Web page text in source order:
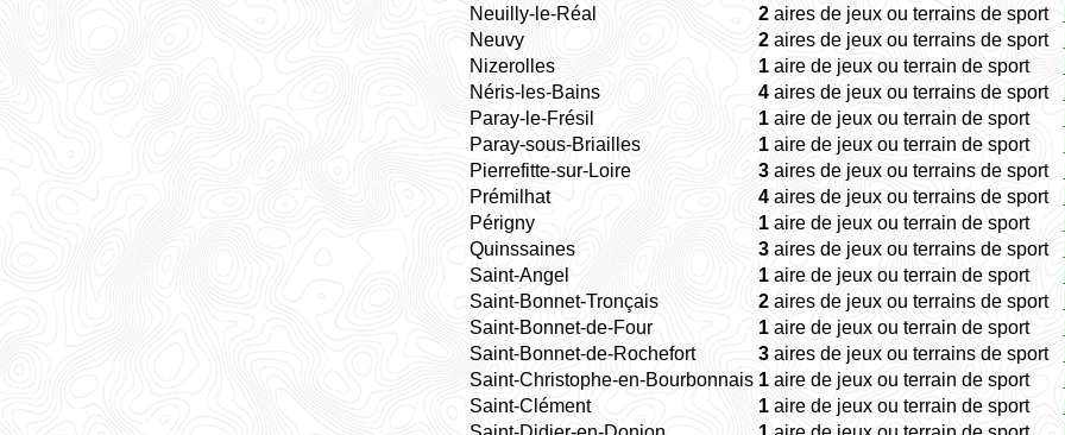
Neuilly-le-Réal
2aires de jeux ou terrains de sport
Neuvy
2aires de jeux ou terrains de sport
Nizerolles
1aire de jeux ou terrain de sport
Néris-les-Bains
4aires de jeux ou terrains de sport
Paray-le-Frésil
1aire de jeux ou terrain de sport
Paray-sous-Briailles
1aire de jeux ou terrain de sport
Pierrefitte-sur-Loire
3aires de jeux ou terrains de sport
Prémilhat
4aires de jeux ou terrains de sport
Périgny
1aire de jeux ou terrain de sport
Quinssaines
3aires de jeux ou terrains de sport
Saint-Angel
1aire de jeux ou terrain de sport
Saint-Bonnet-Tronçais
2aires de jeux ou terrains de sport
Saint-Bonnet-de-Four
1aire de jeux ou terrain de sport
Saint-Bonnet-de-Rochefort
3aires de jeux ou terrains de sport
Saint-Christophe-en-Bourbonnais 1aire de jeux ou terrain de sport
Saint-Clément
1aire de jeux ou terrain de sport